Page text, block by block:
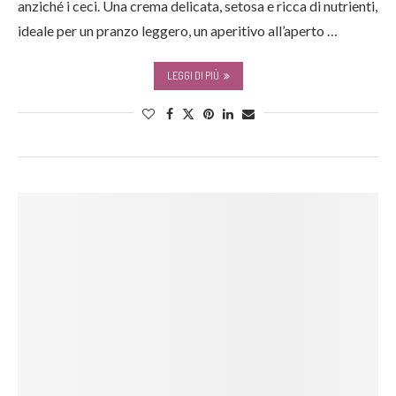
anziché i ceci. Una crema delicata, setosa e ricca di nutrienti,
ideale per un pranzo leggero, un aperitivo all’aperto …
LEGGI DI PIÙ